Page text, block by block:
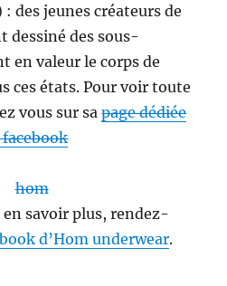
des jeunes créateurs de
dessiné des sous-
en valeur le corps de
ces états. Pour voir toute
vous sur sapage dédiée
savoir plus, rendez-
d’Hom underwear.